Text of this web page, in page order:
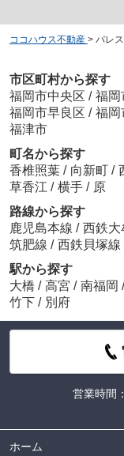
ココハウス不動産 > パレ
市区町村から探す
福岡市中央区 / 福岡
福岡市早良区 / 福岡
福津市
町名から探す
香椎照葉 / 向新町 /
草香江 / 横手 / 原
路線から探す
鹿児島本線 / 西鉄大
筑肥線 / 西鉄貝塚線
駅から探す
大橋 / 高宮 / 南福岡 /
竹下 / 別府
営業時間：
ホーム